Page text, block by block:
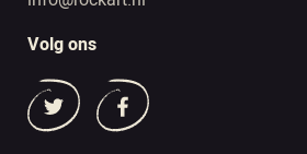
Volg ons